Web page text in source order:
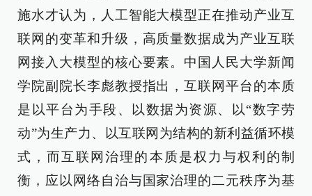
施水才认为，人工智能大模型正在推动产业互
联网的变革和升级，高质量数据成为产业互联
网接入大模型的核心要素。中国人民大学新闻
学院副院长李彪教授指出，互联网平台的本质
是以平台为手段、以数据为资源、以“数字劳
动”为生产力、以互联网为结构的新利益循环模
式，而互联网治理的本质是权力与权利的制
衡，应以网络自治与国家治理的二元秩序为基